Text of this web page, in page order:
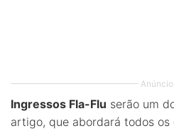
Ingressos Fla-Flu serão um
artigo, que abordará todos